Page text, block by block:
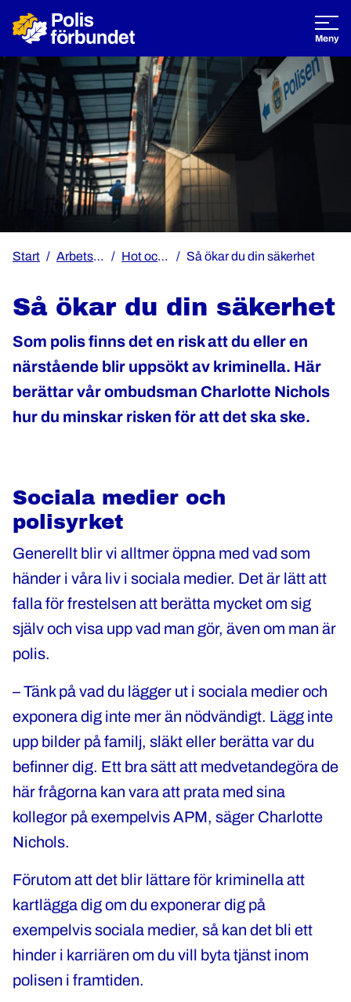
Öppna
Meny
Start Arbetsmiljö & rättshjälp Hot och våld mot poliser Så ökar du din säkerhet
Så ökar du din säkerhet
Som polis finns det en risk att du eller en
närstående blir uppsökt av kriminella. Här
berättar vår ombudsman Charlotte Nichols
hur du minskar risken för att det ska ske.
Sociala medier och
polisyrket
Generellt blir vi alltmer öppna med vad som
händer i våra liv i sociala medier. Det är lätt att
falla för frestelsen att berätta mycket om sig
själv och visa upp vad man gör, även om man är
polis.
– Tänk på vad du lägger ut i sociala medier och
exponera dig inte mer än nödvändigt. Lägg inte
upp bilder på familj, släkt eller berätta var du
befinner dig. Ett bra sätt att medvetandegöra de
här frågorna kan vara att prata med sina
kollegor på exempelvis APM, säger Charlotte
Nichols.
Förutom att det blir lättare för kriminella att
kartlägga dig om du exponerar dig på
exempelvis sociala medier, så kan det bli ett
hinder i karriären om du vill byta tjänst inom
polisen i framtiden.